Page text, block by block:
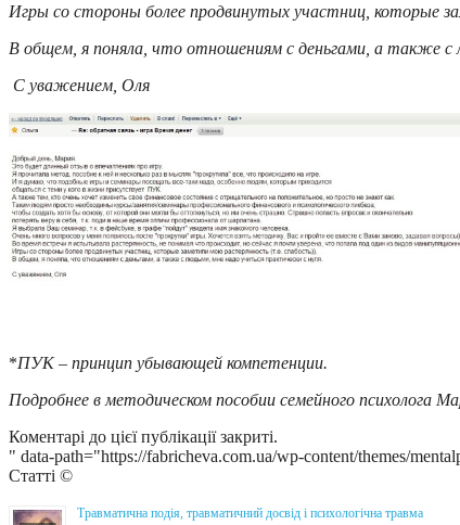
Игры со стороны более продвинутых участниц, которые
В общем, я поняла, что отношениям с деньгами, а также с
С уважением, Оля
*ПУК – принцип убывающей компетенции.
Подробнее в методическом пособии семейного
Коментарі до цієї публікації закриті.
" data-path="https://fabricheva.com.ua/wp-content/themes/
Статті ©
Травматична подія, травматичний досвід і психологічна травма